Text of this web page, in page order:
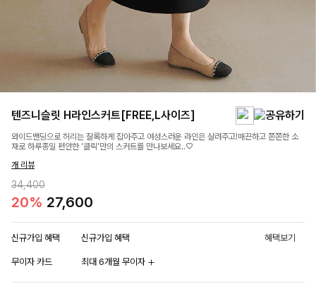
텐즈니슬릿 H라인스커트[FREE,L사이즈]
와이드밴딩으로 허리는 잘록하게 잡아주고 여성스러운 라인은 살려주고!매끈하고 쫀쫀한 소
재로 하루종일 편안한 '클릭'만의 스커트를 만나보세요..♡
개 리뷰
34,400
20% 27,600
신규가입 혜택 신규가입 혜택 혜택보기
무이자 카드 최대 6개월 무이자